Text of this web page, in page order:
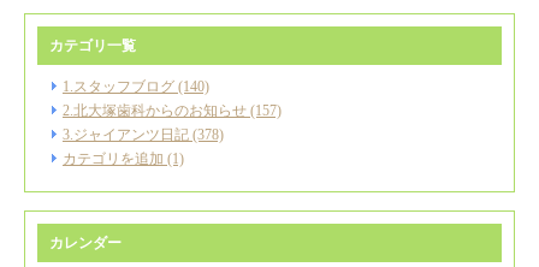
カテゴリ一覧
1.スタッフブログ (140)
2.北大塚歯科からのお知らせ (157)
3.ジャイアンツ日記 (378)
カテゴリを追加 (1)
カレンダー